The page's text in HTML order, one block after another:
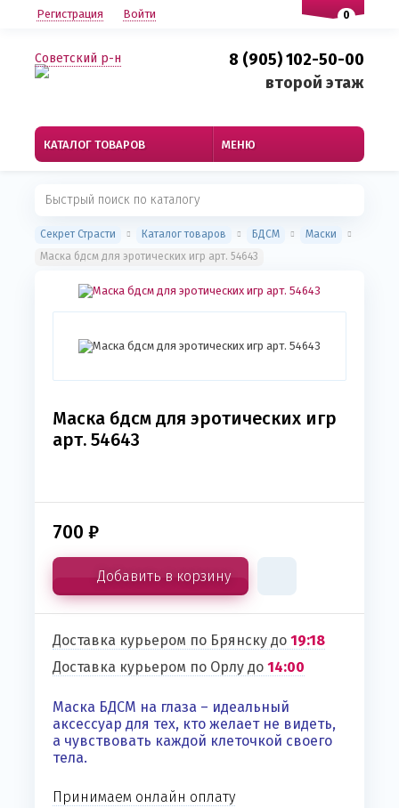
8 (905) 102-50-00
второй этаж
Советский р-н
Регистрация Войти
КАТАЛОГ ТОВАРОВ МЕНЮ
Секрет Страсти Каталог товаров БДСМ
Маски
Маска бдсм для эротических игр арт. 54643
Маска бдсм для эротических игр
арт. 54643
700 ₽
Добавить в корзину
Доставка курьером по Брянску до 19:18
Доставка курьером по Орлу до 14:00
Маска БДСМ на глаза – идеальный
аксессуар для тех, кто желает не видеть,
а чувствовать каждой клеточкой своего
тела.
Принимаем онлайн оплату
0